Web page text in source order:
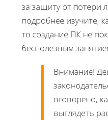
за защиту от потери
подробнее изучите,
то создание ПК не
бесполезным
Внимание!
оговорено,
выглядеть